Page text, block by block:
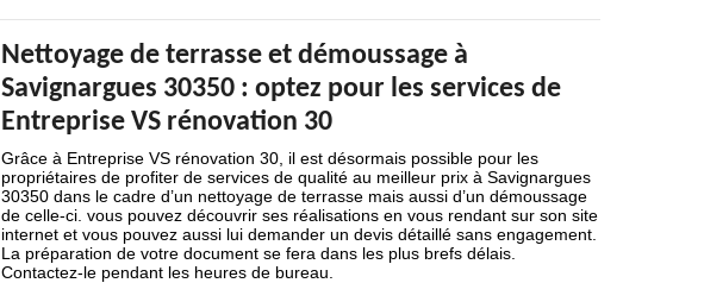
Nettoyage de terrasse et démoussage à
Savignargues 30350 : optez pour les services de
Entreprise VS rénovation 30
Grâce à Entreprise VS rénovation 30, il est désormais possible pour les
propriétaires de profiter de services de qualité au meilleur prix à Savignargues
30350 dans le cadre d’un nettoyage de terrasse mais aussi d’un démoussage
de celle-ci. vous pouvez découvrir ses réalisations en vous rendant sur son site
internet et vous pouvez aussi lui demander un devis détaillé sans engagement.
La préparation de votre document se fera dans les plus brefs délais.
Contactez-le pendant les heures de bureau.